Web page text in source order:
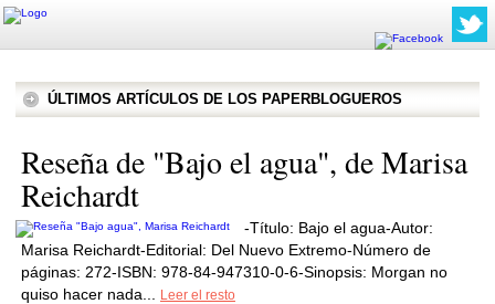
ÚLTIMOS ARTÍCULOS DE LOS PAPERBLOGUEROS
Reseña de "Bajo el agua", de Marisa
Reichardt
-Título: Bajo el agua-Autor:
Marisa Reichardt-Editorial: Del Nuevo Extremo-Número de
páginas: 272-ISBN: 978-84-947310-0-6-Sinopsis: Morgan no
quiso hacer nada...
Leer el resto